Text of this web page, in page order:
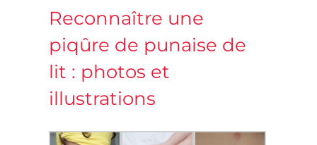
Reconnaître une
piqûre de punaise de
lit : photos et
illustrations